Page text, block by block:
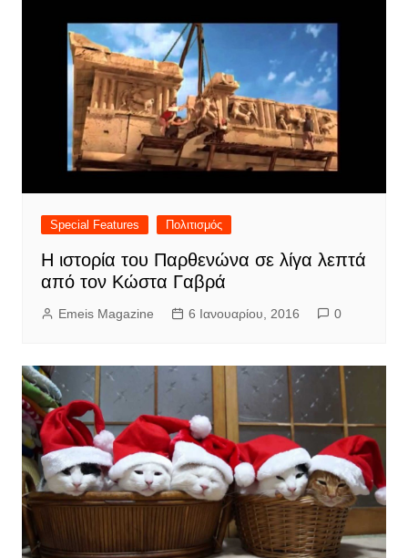
Special Features Πολιτισμός
Η ιστορία του Παρθενώνα σε λίγα λεπτά
από τον Κώστα Γαβρά
Emeis Magazine 6 Ιανουαρίου, 2016 0